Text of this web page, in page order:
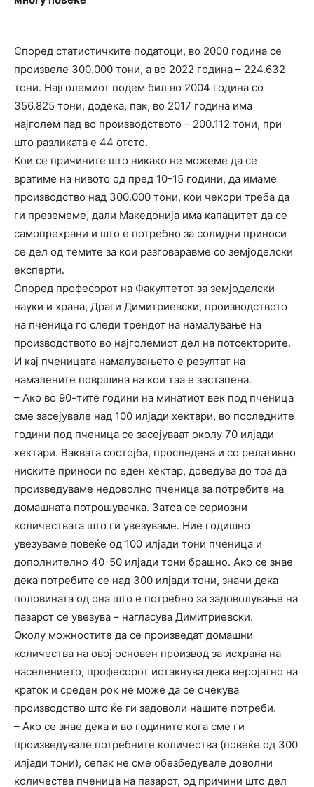
Според статистичките податоци, во 2000 година се
произвеле 300.000 тони, а во 2022 година – 224.632
тони. Најголемиот подем бил во 2004 година со
356.825 тони, додека, пак, во 2017 година има
најголем пад во производството – 200.112 тони, при
што разликата е 44 отсто.
Кои се причините што никако не можеме да се
вратиме на нивото од пред 10-15 години, да имаме
производство над 300.000 тони, кои чекори треба да
ги преземеме, дали Македонија има капацитет да се
самопрехрани и што е потребно за солидни приноси
се дел од темите за кои разговаравме со земјоделски
експерти.
Според професорот на Факултетот за земјоделски
науки и храна, Драги Димитриевски, производството
на пченица го следи трендот на намалување на
производството во најголемиот дел на потсекторите.
И кај пченицата намалувањето е резултат на
намалените површина на кои таа е застапена.
– Ако во 90-тите години на минатиот век под пченица
сме засејувале над 100 илјади хектари, во последните
години под пченица се засејуваат околу 70 илјади
хектари. Ваквата состојба, проследена и со релативно
ниските приноси по еден хектар, доведува до тоа да
произведуваме недоволно пченица за потребите на
домашната потрошувачка. Затоа се сериозни
количествата што ги увезуваме. Ние годишно
увезуваме повеќе од 100 илјади тони пченица и
дополнително 40-50 илјади тони брашно. Ако се знае
дека потребите се над 300 илјади тони, значи дека
половината од она што е потребно за задоволување на
пазарот се увезува – нагласува Димитриевски.
Околу можностите да се произведат домашни
количества на овој основен производ за исхрана на
населението, професорот истакнува дека веројатно на
краток и среден рок не може да се очекува
производство што ќе ги задоволи нашите потреби.
– Ако се знае дека и во годините кога сме ги
произведувале потребните количества (повеќе од 300
илјади тони), сепак не сме обезбедувале доволни
количества пченица на пазарот, од причини што дел